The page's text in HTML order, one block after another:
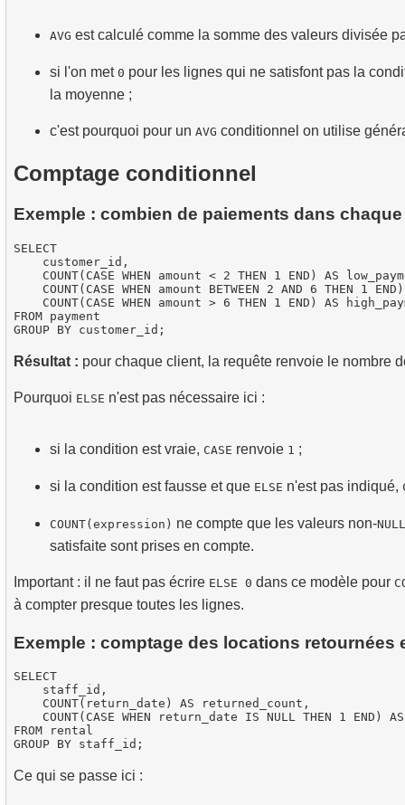
AVG est calculé comme la somme des valeurs divisée
si l'on met 0 pour les lignes qui ne satisfont pas la
la moyenne ;
c'est pourquoi pour un AVG conditionnel on utilise
Comptage conditionnel
Exemple : combien de paiements dans
SELECT
    customer_id,
COUNT(CASE WHEN amount < 2 THEN 1 END) AS
COUNT(CASE WHEN amount BETWEEN 2 AND 6 THEN 1
COUNT(CASE WHEN amount > 6 THEN 1 END) AS
FROM payment
Résultat : pour chaque client, la requête renvoie le nombre
Pourquoi ELSE n'est pas nécessaire ici :
si la condition est vraie, CASE renvoie 1 ;
si la condition est fausse et que ELSE n'est pas indiqué,
COUNT(expression) ne compte que les valeurs non-NULL
satisfaite sont prises en compte.
Important : il ne faut pas écrire ELSE 0 dans ce modèle pour
à compter presque toutes les lignes.
Exemple : comptage des locations retournées
SELECT
    staff_id,
    COUNT(return_date) AS returned_count,
COUNT(CASE WHEN return_date IS NULL THEN 1 END)
FROM rental
Ce qui se passe ici :